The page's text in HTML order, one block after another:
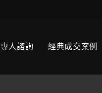
專人諮詢 經典成交案例